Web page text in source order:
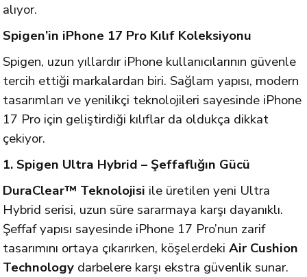
alıyor.
Spigen’in iPhone 17 Pro Kılıf Koleksiyonu
Spigen, uzun yıllardır iPhone kullanıcılarının güvenle
tercih ettiği markalardan biri. Sağlam yapısı, modern
tasarımları ve yenilikçi teknolojileri sayesinde iPhone
17 Pro için geliştirdiği kılıflar da oldukça dikkat
çekiyor.
1. Spigen Ultra Hybrid – Şeffaflığın Gücü
DuraClear™ Teknolojisi ile üretilen yeni Ultra
Hybrid serisi, uzun süre sararmaya karşı dayanıklı.
Şeffaf yapısı sayesinde iPhone 17 Pro’nun zarif
tasarımını ortaya çıkarırken, köşelerdeki Air Cushion
Technology darbelere karşı ekstra güvenlik sunar.